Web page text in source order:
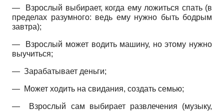
— Взрослый выбирает, когда ему ложиться спать (в
пределах разумного: ведь ему нужно быть бодрым
завтра);
— Взрослый может водить машину, но этому нужно
выучиться;
— Зарабатывает деньги;
— Может ходить на свидания, создать семью;
— Взрослый сам выбирает развлечения (музыку,